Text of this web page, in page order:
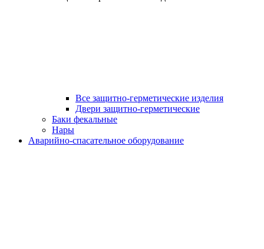
Все защитно-герметические изделия
Двери защитно-герметические
Баки фекальные
Нары
Аварийно-спасательное оборудование